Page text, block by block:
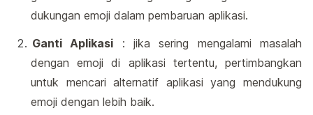
dukungan emoji dalam pembaruan aplikasi.
Ganti Aplikasi : jika sering mengalami masalah
dengan emoji di aplikasi tertentu, pertimbangkan
untuk mencari alternatif aplikasi yang mendukung
emoji dengan lebih baik.